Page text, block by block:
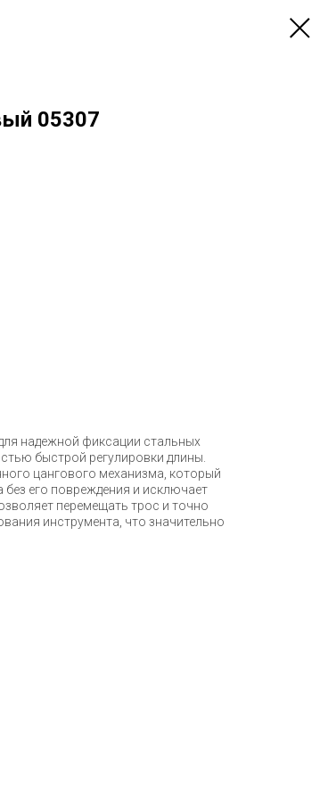
05307
надежной фиксации стальных
быстрой регулировки длины.
цангового механизма, который
его повреждения и исключает
перемещать трос и точно
инструмента, что значительно